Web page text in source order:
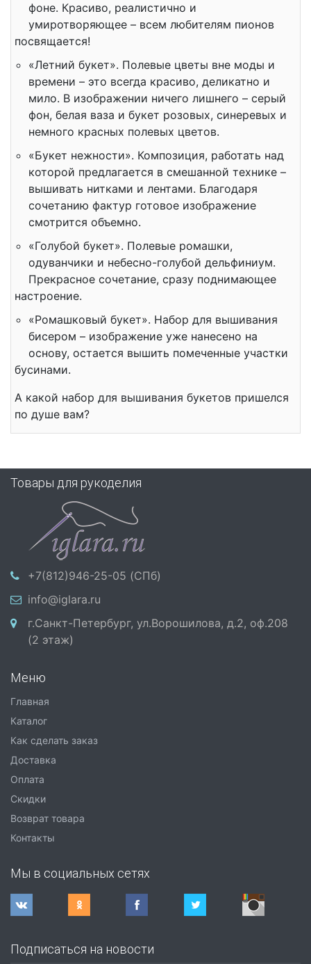
фоне. Красиво, реалистично и
умиротворяющее – всем любителям пионов
посвящается!
«Летний букет». Полевые цветы вне моды и
времени – это всегда красиво, деликатно и
мило. В изображении ничего лишнего – серый
фон, белая ваза и букет розовых, синеревых и
немного красных полевых цветов.
«Букет нежности». Композиция, работать над
которой предлагается в смешанной технике –
вышивать нитками и лентами. Благодаря
сочетанию фактур готовое изображение
смотрится объемно.
«Голубой букет». Полевые ромашки,
одуванчики и небесно-голубой дельфиниум.
Прекрасное сочетание, сразу поднимающее
настроение.
«Ромашковый букет». Набор для вышивания
бисером – изображение уже нанесено на
основу, остается вышить помеченные участки
бусинами.
А какой набор для вышивания букетов пришелся
по душе вам?
Товары для рукоделия
+7(812)946-25-05 (СПб)
info@iglara.ru
г.Санкт-Петербург, ул.Ворошилова, д.2, оф.208
(2 этаж)
Меню
Главная
Каталог
Как сделать заказ
Доставка
Оплата
Скидки
Возврат товара
Контакты
Мы в социальных сетях
Подписаться на новости